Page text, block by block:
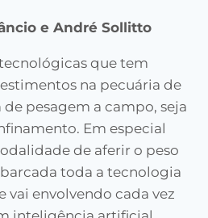
e André Sollitto
que tem
na pecuária de
pesagem a campo, seja
Em especial
de aferir o peso
toda a tecnologia
vai envolvendo cada vez